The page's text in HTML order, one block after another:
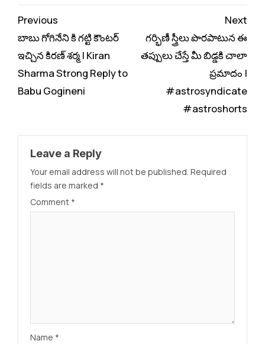
Continue
Reading
Previous
బాబు గోగినేని కి గట్టి కౌంటర్
ఇచ్చిన కిరణ్ శర్మ | Kiran
Sharma Strong Reply to
Babu Gogineni
Next
గర్భిణీ స్త్రీలు పొరపాటున ఈ
తప్పులు చేస్తే మీ బిడ్డకి చాలా
ప్రమాదం |
#astrosyndicate
#astroshorts
Leave a Reply
Your email address will not be published. Required
fields are marked *
Comment *
Name *